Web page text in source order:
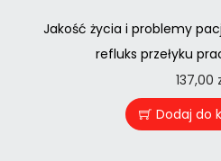
Jakość życia i problemy
refluks przełyku
137,00
Dodaj do